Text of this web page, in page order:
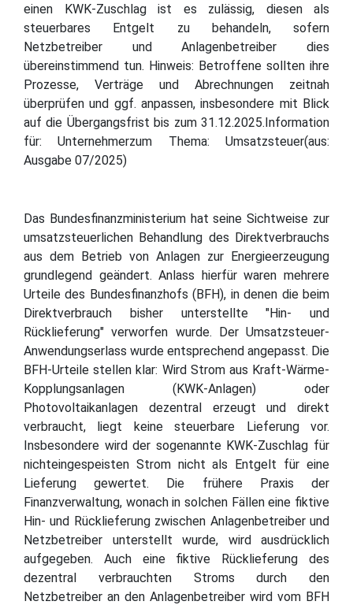
einen KWK-Zuschlag ist es zulässig, diesen als
steuerbares Entgelt zu behandeln, sofern
Netzbetreiber und Anlagenbetreiber dies
übereinstimmend tun. Hinweis: Betroffene sollten ihre
Prozesse, Verträge und Abrechnungen zeitnah
überprüfen und ggf. anpassen, insbesondere mit Blick
auf die Übergangsfrist bis zum 31.12.2025.Information
für: Unternehmerzum Thema: Umsatzsteuer(aus:
Ausgabe 07/2025)
Das Bundesfinanzministerium hat seine Sichtweise zur
umsatzsteuerlichen Behandlung des Direktverbrauchs
aus dem Betrieb von Anlagen zur Energieerzeugung
grundlegend geändert. Anlass hierfür waren mehrere
Urteile des Bundesfinanzhofs (BFH), in denen die beim
Direktverbrauch bisher unterstellte "Hin- und
Rücklieferung" verworfen wurde. Der Umsatzsteuer-
Anwendungserlass wurde entsprechend angepasst. Die
BFH-Urteile stellen klar: Wird Strom aus Kraft-Wärme-
Kopplungsanlagen (KWK-Anlagen) oder
Photovoltaikanlagen dezentral erzeugt und direkt
verbraucht, liegt keine steuerbare Lieferung vor.
Insbesondere wird der sogenannte KWK-Zuschlag für
nichteingespeisten Strom nicht als Entgelt für eine
Lieferung gewertet. Die frühere Praxis der
Finanzverwaltung, wonach in solchen Fällen eine fiktive
Hin- und Rücklieferung zwischen Anlagenbetreiber und
Netzbetreiber unterstellt wurde, wird ausdrücklich
aufgegeben. Auch eine fiktive Rücklieferung des
dezentral verbrauchten Stroms durch den
Netzbetreiber an den Anlagenbetreiber wird vom BFH